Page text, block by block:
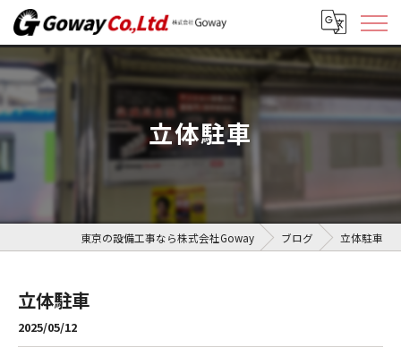
立体駐車
東京の設備工事なら株式会社Goway ブログ 立体駐車
立体駐車
2025/05/12